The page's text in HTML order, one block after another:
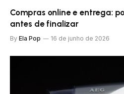
Compras online e entrega:
antes de finalizar
By Ela Pop 16 de junho de 2026